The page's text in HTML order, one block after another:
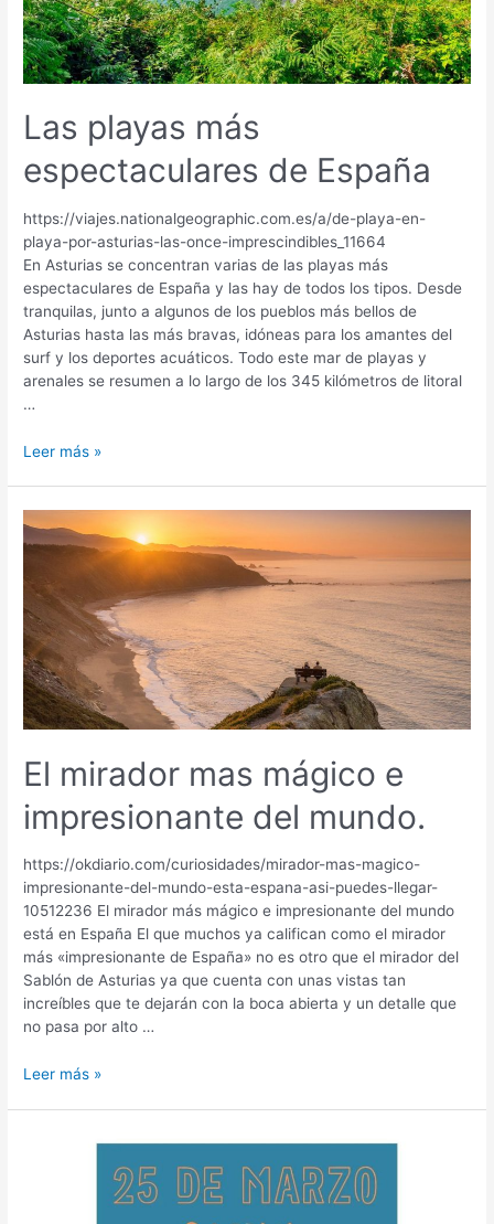
Las playas más
espectaculares de España
https://viajes.nationalgeographic.com.es/a/de-playa-en-
playa-por-asturias-las-once-imprescindibles_11664
En Asturias se concentran varias de las playas más
espectaculares de España y las hay de todos los tipos. Desde
tranquilas, junto a algunos de los pueblos más bellos de
Asturias hasta las más bravas, idóneas para los amantes del
surf y los deportes acuáticos. Todo este mar de playas y
arenales se resumen a lo largo de los 345 kilómetros de litoral
…
Las
espectaculares
de
Leer más »
El mirador mas mágico e
impresionante del mundo.
https://okdiario.com/curiosidades/mirador-mas-magico-
impresionante-del-mundo-esta-espana-asi-puedes-llegar-
10512236 El mirador más mágico e impresionante del mundo
está en España El que muchos ya califican como el mirador
más «impresionante de España» no es otro que el mirador del
Sablón de Asturias ya que cuenta con unas vistas tan
increíbles que te dejarán con la boca abierta y un detalle que
no pasa por alto …
El
impresionante
Leer más »